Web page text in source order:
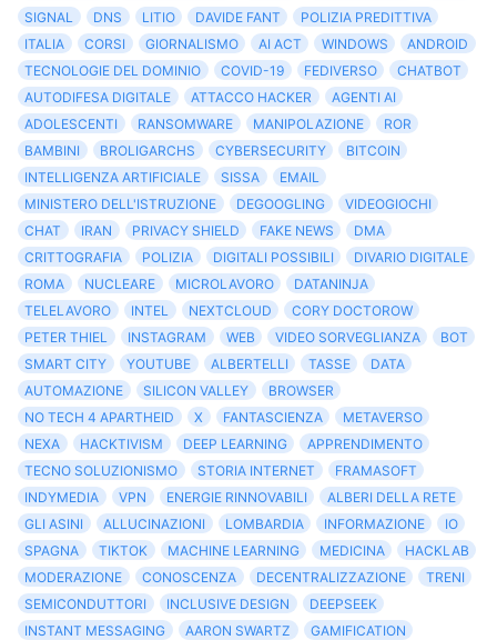
SIGNAL
DNS LITIO DAVIDE FANT
POLIZIA PREDITTIVA
ITALIA
CORSI GIORNALISMO AI ACT WINDOWS
ANDROID
TECNOLOGIE DEL DOMINIO
COVID-19 FEDIVERSO
CHATBOT
AUTODIFESA DIGITALE
ATTACCO HACKER
AGENTI AI
ADOLESCENTI
RANSOMWARE MANIPOLAZIONE
ROR
BAMBINI
BROLIGARCHS CYBERSECURITY
BITCOIN
INTELLIGENZA ARTIFICIALE
SISSA
EMAIL
MINISTERO DELL'ISTRUZIONE
DEGOOGLING
VIDEOGIOCHI
CHAT
IRAN PRIVACY SHIELD FAKE NEWS
DMA
CRITTOGRAFIA
POLIZIA DIGITALI POSSIBILI
DIVARIO DIGITALE
ROMA
NUCLEARE MICROLAVORO
DATANINJA
TELELAVORO
INTEL NEXTCLOUD
CORY DOCTOROW
PETER THIEL
INSTAGRAM WEB VIDEO SORVEGLIANZA
BOT
SMART CITY
YOUTUBE ALBERTELLI TASSE
DATA
AUTOMAZIONE
SILICON VALLEY
BROWSER
NO TECH 4 APARTHEID
X FANTASCIENZA
METAVERSO
NEXA
HACKTIVISM DEEP LEARNING
APPRENDIMENTO
TECNO SOLUZIONISMO
STORIA INTERNET
FRAMASOFT
INDYMEDIA
VPN ENERGIE RINNOVABILI
ALBERI DELLA RETE
GLI ASINI
ALLUCINAZIONI LOMBARDIA INFORMAZIONE
IO
SPAGNA
TIKTOK MACHINE LEARNING MEDICINA
HACKLAB
MODERAZIONE
CONOSCENZA DECENTRALIZZAZIONE
TRENI
SEMICONDUTTORI
INCLUSIVE DESIGN
DEEPSEEK
INSTANT MESSAGING
AARON SWARTZ
GAMIFICATION